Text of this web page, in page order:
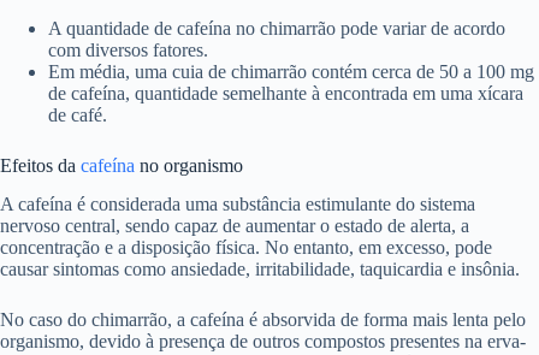
A quantidade de cafeína no chimarrão pode variar de acordo
com diversos fatores.
Em média, uma cuia de chimarrão contém cerca de 50 a 100 mg
de cafeína, quantidade semelhante à encontrada em uma xícara
de café.
Efeitos da cafeína no organismo
A cafeína é considerada uma substância estimulante do sistema
nervoso central, sendo capaz de aumentar o estado de alerta, a
concentração e a disposição física. No entanto, em excesso, pode
causar sintomas como ansiedade, irritabilidade, taquicardia e insônia.
No caso do chimarrão, a cafeína é absorvida de forma mais lenta pelo
organismo, devido à presença de outros compostos presentes na erva-